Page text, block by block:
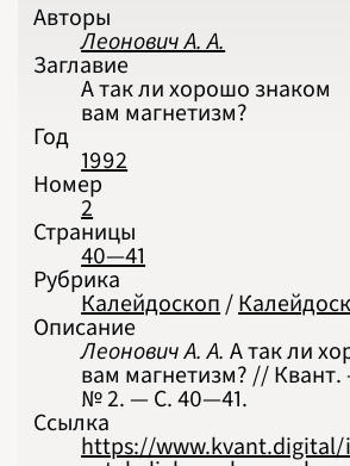
Авторы
Леонович А. А.
Заглавие
А так ли хорошо знаком
вам магнетизм?
Год
1992
Номер
2
Страницы
40—41
Рубрика
Калейдоскоп /
Описание
Леонович А. А. А так ли
вам магнетизм? //
№ 2. — С. 40‍—‍41.
Ссылка
https://www.kvant.digital/